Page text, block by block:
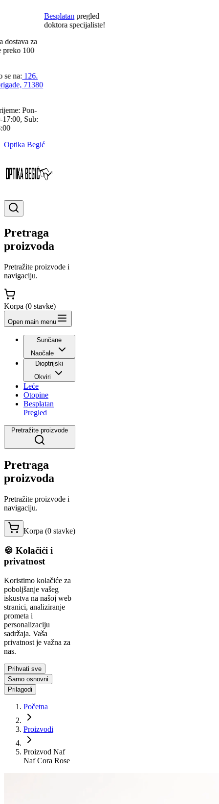
Besplatan pregled
doktora specijaliste!
za
100
na: 126.
71380
Pon-
Sub:
Optika Begić
Pretraga
proizvoda
Pretražite proizvode i
navigaciju.
Korpa (0 stavke)
Open main menu
Sunčane
Naočale
Dioptrijski
Okviri
Leće
Otopine
Besplatan
Pregled
Pretražite proizvode
Pretraga
proizvoda
Pretražite proizvode i
navigaciju.
Korpa (0 stavke)
🍪 Kolačići i
privatnost
Koristimo kolačiće za
poboljšanje vašeg
iskustva na našoj web
stranici, analiziranje
prometa i
personalizaciju
sadržaja. Vaša
privatnost je važna za
nas.
Prihvati sve
Samo osnovni
Prilagodi
Početna
Proizvodi
Proizvod Naf
Naf Cora Rose